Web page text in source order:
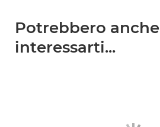
Potrebbero anche
interessarti...